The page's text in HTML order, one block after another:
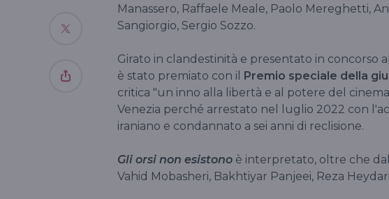
Manassero, Raffaele Meale, Paolo Mereghetti,
Sangiorgio, Sergio Sozzo.
Girato in clandestinità e presentato in concorso
è stato premiato con il Premio speciale della
critica "un inno alla libertà e al potere del
Venezia perché arrestato nel luglio 2022 con
iraniano e condannato a sei anni di reclisione.
Gli orsi non esistono è interpretato, oltre che
Vahid Mobasheri, Bakhtiyar Panjeei, Reza